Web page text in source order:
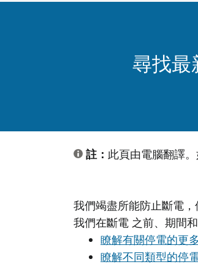
尋找最
註： 此頁由電腦翻譯
我們竭盡所能防止斷電
我們在斷電 之前、期間
瞭解有關停電的更
瞭解不同類型的停